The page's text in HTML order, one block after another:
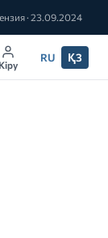
· 23.09.2024
Кіру
RU ҚЗ